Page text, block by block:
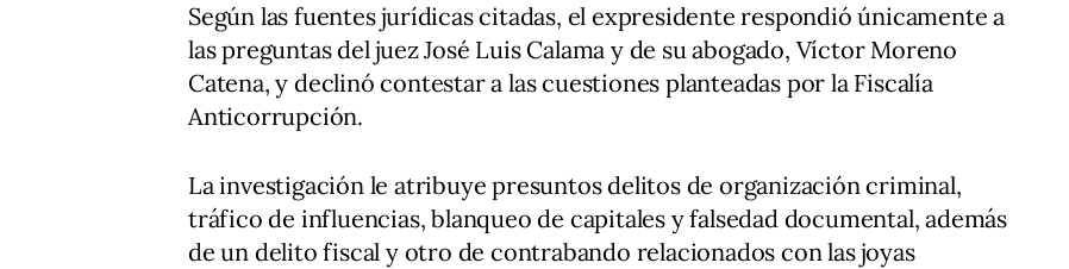
Según las fuentes jurídicas citadas, el expresidente respondió únicamente a
las preguntas del juez José Luis Calama y de su abogado, Víctor Moreno
Catena, y declinó contestar a las cuestiones planteadas por la Fiscalía
Anticorrupción.
La investigación le atribuye presuntos delitos de organización criminal,
tráfico de influencias, blanqueo de capitales y falsedad documental, además
de un delito fiscal y otro de contrabando relacionados con las joyas